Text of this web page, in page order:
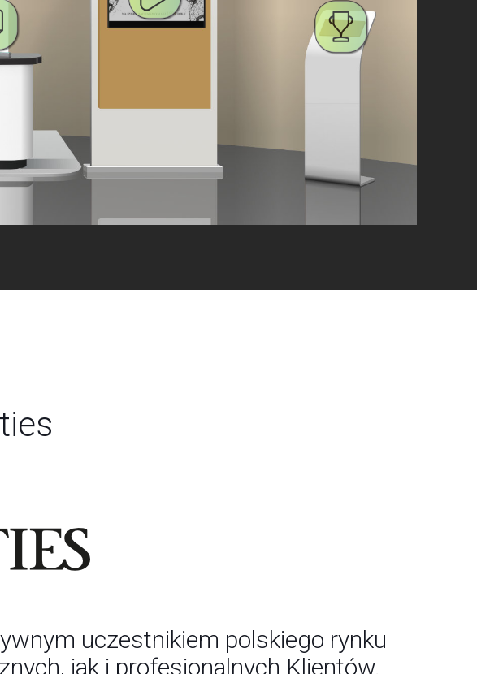
uczestnikiem polskiego rynku
jak i profesjonalnych Klientów.